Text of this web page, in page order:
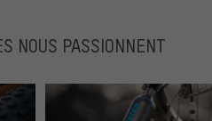
NOUS PASSIONNENT